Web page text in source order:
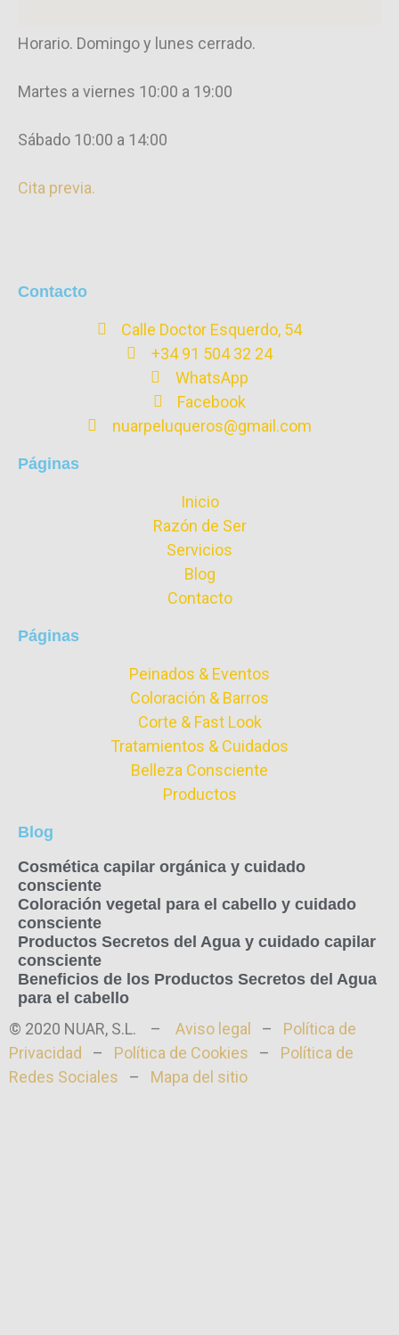
Horario. Domingo y lunes cerrado.
Martes a viernes 10:00 a 19:00
Sábado 10:00 a 14:00
Cita previa.
Contacto
Calle Doctor Esquerdo, 54
+34 91 504 32 24
WhatsApp
Facebook
nuarpeluqueros@gmail.com
Páginas
Inicio
Razón de Ser
Servicios
Blog
Contacto
Páginas
Peinados & Eventos
Coloración & Barros
Corte & Fast Look
Tratamientos & Cuidados
Belleza Consciente
Productos
Blog
Cosmética capilar orgánica y cuidado
consciente
Coloración vegetal para el cabello y cuidado
consciente
Productos Secretos del Agua y cuidado capilar
consciente
Beneficios de los Productos Secretos del Agua
para el cabello
© 2020 NUAR, S.L. – Aviso legal – Política de
Privacidad – Política de Cookies – Política de
Redes Sociales – Mapa del sitio